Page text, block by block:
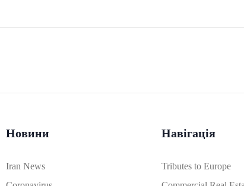
Новини
Iran News
Навігація
Tributes to Europe